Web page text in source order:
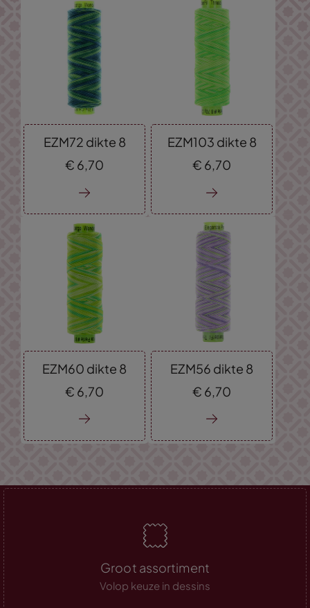
EZM72 dikte 8
€ 6,70
EZM103 dikte 8
€ 6,70
EZM60 dikte 8
€ 6, 70
EZM56 dikte 8
€ 6, 70
Groot assortiment
Volop keuze in dessins